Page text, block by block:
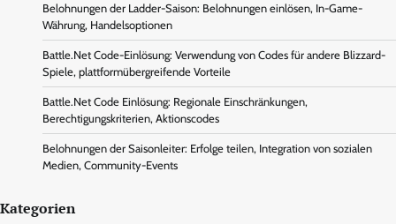
Belohnungen der Ladder-Saison: Belohnungen einlösen, In-Game-
Währung, Handelsoptionen
Battle.Net Code-Einlösung: Verwendung von Codes für andere Blizzard-
Spiele, plattformübergreifende Vorteile
Battle.Net Code Einlösung: Regionale Einschränkungen,
Berechtigungskriterien, Aktionscodes
Belohnungen der Saisonleiter: Erfolge teilen, Integration von sozialen
Medien, Community-Events
Kategorien